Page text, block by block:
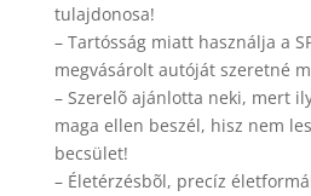
tulajdonosa!
– Tartósság miatt használja a
megvásárolt autóját szeretné
– Szerelõ ajánlotta neki, mert
maga ellen beszél, hisz nem
becsület!
– Életérzésbõl, precíz